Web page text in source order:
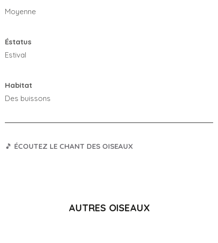
Moyenne
Éstatus
Estival
Habitat
Des buissons
🎵 ÉCOUTEZ LE CHANT DES OISEAUX
AUTRES OISEAUX